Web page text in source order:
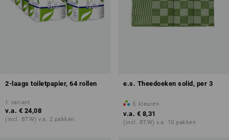
2-laags toiletpapier, 64 rollen
1 variant
v.a. € 24,08
(incl. BTW) v.a. 2 pakken
e.s. Theedoeken solid, per 3
5 kleuren
v.a. € 8,31
(incl. BTW) v.a. 10 pakken